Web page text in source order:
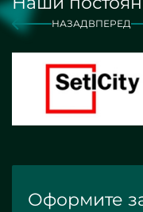
НАЗАДВПЕРЕД
Оформите